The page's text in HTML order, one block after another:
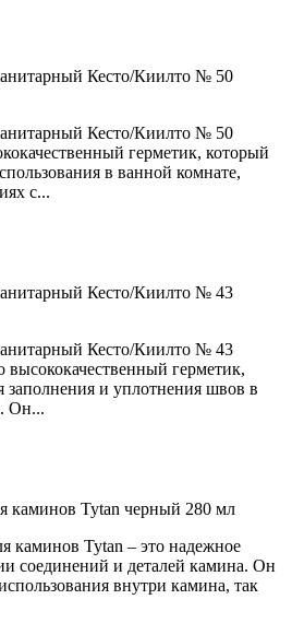
Кесто/Киилто № 50
Кесто/Киилто № 50
герметик, который
в ванной комнате,
с...
Кесто/Киилто № 43
Кесто/Киилто № 43
высококачественный герметик,
заполнения и уплотнения швов в
Он...
каминов Tytan черный 280 мл
каминов Tytan – это надежное
соединений и деталей камина. Он
внутри камина, так